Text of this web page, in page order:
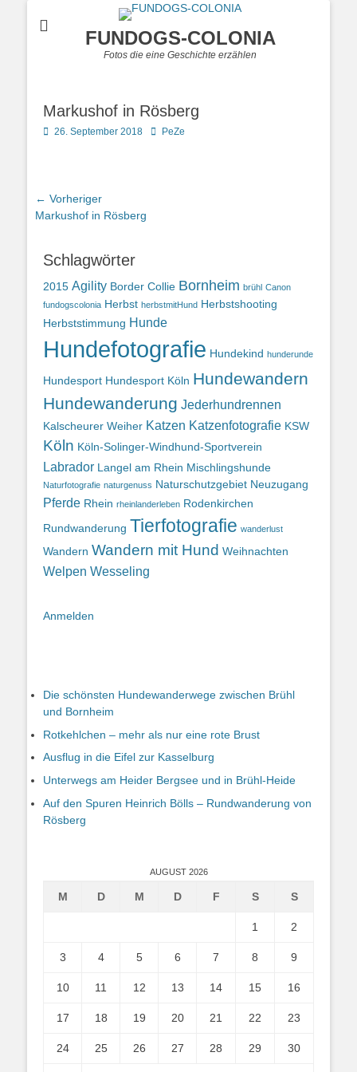
FUNDOGS-COLONIA
Fotos die eine Geschichte erzählen
Markushof in Rösberg
Posted
26. September 2018 AutorPeZe
Beitragsnavigation
← Vorheriger
Vorheriger
Markushof in Rösberg
Schlagwörter
2015 Agility Border Collie Bornheim brühl Canon
fundogscolonia Herbst herbstmitHund Herbstshooting
Herbststimmung Hunde
Hundefotografie Hundekind hunderunde
Hundesport Hundesport Köln Hundewandern
Hundewanderung Jederhundrennen
Kalscheurer Weiher Katzen Katzenfotografie KSW
Köln Köln-Solinger-Windhund-Sportverein
Labrador Langel am Rhein Mischlingshunde
Naturfotografie naturgenuss Naturschutzgebiet Neuzugang
Pferde Rhein rheinlanderleben Rodenkirchen
Rundwanderung Tierfotografie wanderlust
Wandern Wandern mit Hund Weihnachten
Welpen Wesseling
Anmelden
Die schönsten Hundewanderwege zwischen Brühl
und Bornheim
Rotkehlchen – mehr als nur eine rote Brust
Ausflug in die Eifel zur Kasselburg
Unterwegs am Heider Bergsee und in Brühl-Heide
Auf den Spuren Heinrich Bölls – Rundwanderung von
Rösberg
AUGUST 2026
M D M D F S S
1 2
3 4 5 6 7 8 9
10 11 12 13 14 15 16
17 18 19 20 21 22 23
24 25 26 27 28 29 30